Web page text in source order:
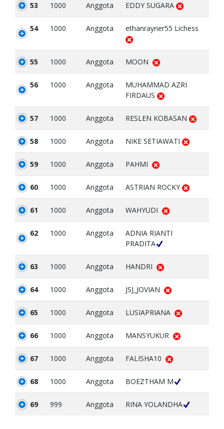
53 1000 Anggota EDDY SUGARA
54 1000 Anggota ethanrayner55 Lichess
55 1000 Anggota MOON
56 1000 Anggota
MUHAMMAD AZRI
FIRDAUS
57 1000 Anggota RESLEN KOBASAN
58 1000 Anggota NIKE SETIAWATI
59 1000 Anggota PAHMI
60 1000 Anggota ASTRIAN ROCKY
61 1000 Anggota WAHYUDI
62 1000 Anggota
ADNIA RIANTI
PRADITA
63 1000 Anggota HANDRI
64 1000 Anggota JSJ_JOVIAN
65 1000 Anggota LUSIAPRIANA
66 1000 Anggota MANSYUKUR
67 1000 Anggota FALISHA10
68 1000 Anggota BOEZTHAM M
69 999 Anggota RINA YOLANDHA